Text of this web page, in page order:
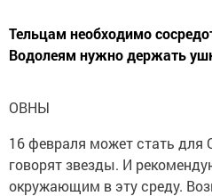
Тельцам необходимо
Водолеям нужно держать
ОВНЫ
16 февраля может стать для
говорят звезды. И
окружающим в эту среду.